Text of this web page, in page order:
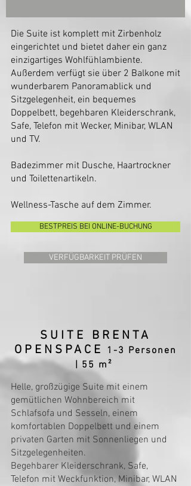
Die Suite ist komplett mit Zirbenholz
eingerichtet und bietet daher ein ganz
einzigartiges Wohlfühlambiente.
Außerdem verfügt sie über 2 Balkone mit
wunderbarem Panoramablick und
Sitzgelegenheit, ein bequemes
Doppelbett, begehbaren Kleiderschrank,
Safe, Telefon mit Wecker, Minibar, WLAN
und TV.
Badezimmer mit Dusche, Haartrockner
und Toilettenartikeln.
Wellness-Tasche auf dem Zimmer.​
BESTPREIS BEI ONLINE-BUCHUNG
VERFÜGBARKEIT PRÜFEN
SUITE BRENTA
OPENSPACE
1-3 Personen
| 55 m²
Helle, großzügige Suite mit einem
gemütlichen Wohnbereich mit
Schlafsofa und Sesseln, einem
komfortablen Doppelbett und einem
privaten Garten mit Sonnenliegen und
Sitzgelegenheiten.
Begehbarer Kleiderschrank, Safe,
Telefon mit Weckfunktion, Minibar, WLAN